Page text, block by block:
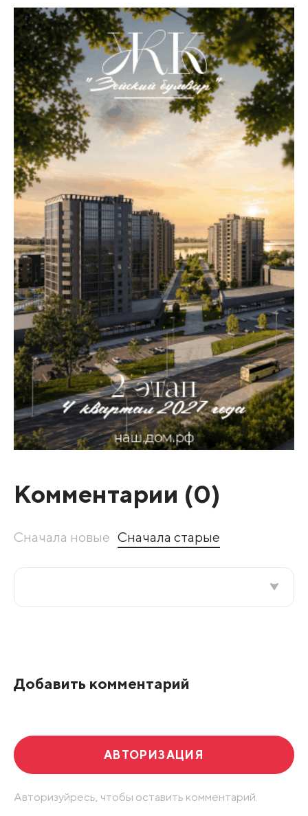
Комментарии (0)
Сначала новые Сначала старые
Добавить комментарий
АВТОРИЗАЦИЯ
Авторизуйресь, чтобы оставить комментарий.